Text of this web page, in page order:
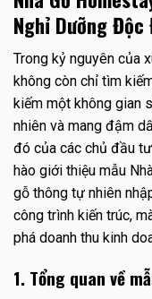
Nghỉ Dưỡng
Trong kỷ nguyên của
không còn chỉ tìm
kiếm một không gian
nhiên và mang đậm
đó của các chủ đầu
hào giới thiệu mẫu
gỗ thông tự nhiên
công trình kiến trúc,
phá doanh thu kinh
1. Tổng quan về